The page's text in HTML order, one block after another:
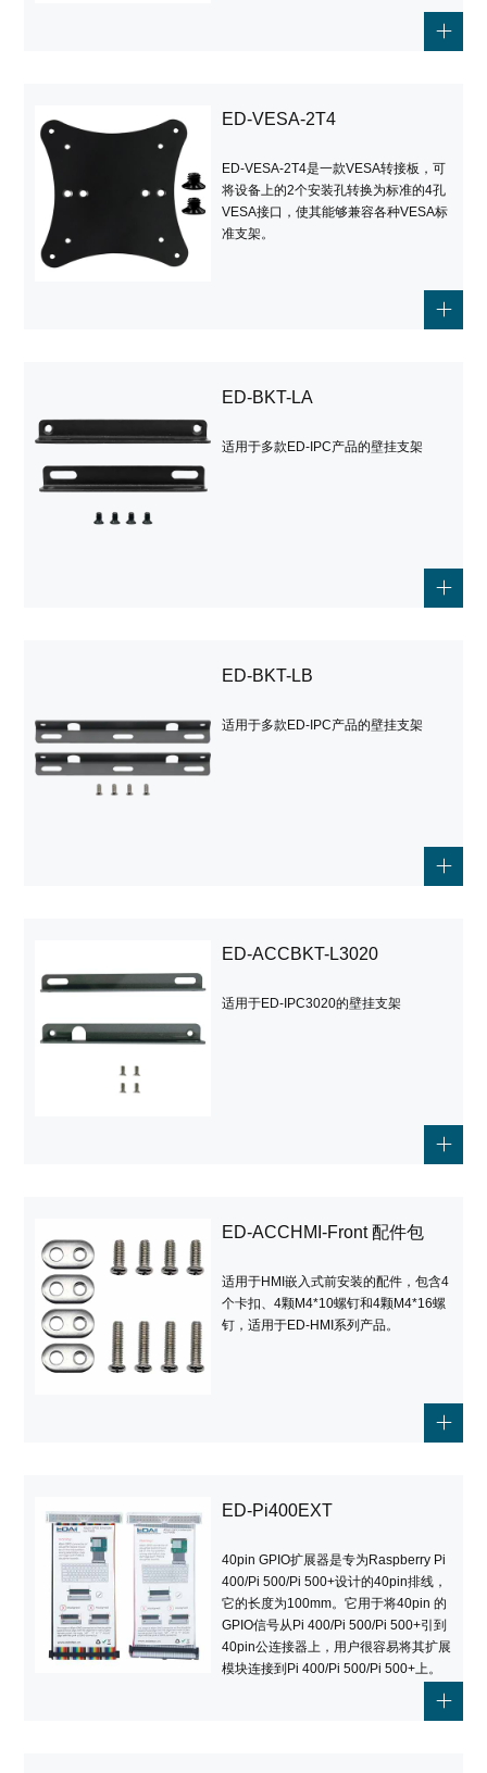
ED-VESA-2T4
ED-VESA-2T4是一款VESA转接板，可
将设备上的2个安装孔转换为标准的4孔
VESA接口，使其能够兼容各种VESA标
准支架。
ED-BKT-LA
适用于多款ED-IPC产品的壁挂支架
ED-BKT-LB
适用于多款ED-IPC产品的壁挂支架
ED-ACCBKT-L3020
适用于ED-IPC3020的壁挂支架
ED-ACCHMI-Front 配件包
适用于HMI嵌入式前安装的配件，包含4
个卡扣、4颗M4*10螺钉和4颗M4*16螺
钉，适用于ED-HMI系列产品。
ED-Pi400EXT
40pin GPIO扩展器是专为Raspberry Pi
400/Pi 500/Pi 500+设计的40pin排线，
它的长度为100mm。它用于将40pin 的
GPIO信号从Pi 400/Pi 500/Pi 500+引到
40pin公连接器上，用户很容易将其扩展
模块连接到Pi 400/Pi 500/Pi 500+上。